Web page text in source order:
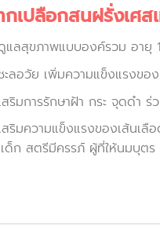
เปลือกสนฝรั่งเศส
แลสุขภาพแบบองค์รวม อายุ
ะลอวัย เพิ่มความแข็งแรงข
ริมการรักษาฝ้า กระ จุดดำ
ริมความแข็งแรงของเส้นเ
ด็ก สตรีมีครรภ์ ผู้ที่ให้นมบุตร